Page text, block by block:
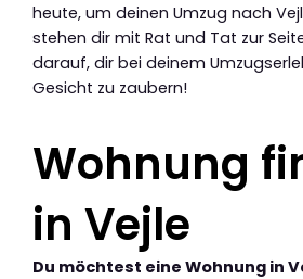
heute, um deinen Umzug nach
stehen dir mit Rat und Tat zur
darauf, dir bei deinem
Gesicht zu zaubern!
Wohnung
in Vejle
Du möchtest eine Wohnung in